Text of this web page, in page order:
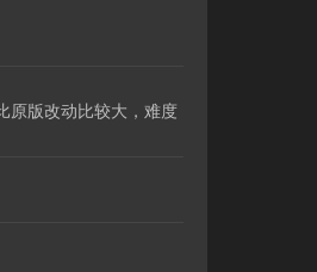
原版改动比较大，难度